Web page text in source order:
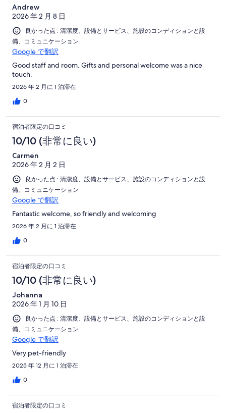
Andrew
2026 年 2 月 8 日
良かった点 : 清潔度、設備とサービス、施設のコンディションと設
備、コミュニケーション
Google で翻訳
Good staff and room. Gifts and personal welcome was a nice
touch.
2026 年 2 月に 1 泊滞在
0
宿泊者限定の口コミ
10/10 (非常に良い)
Carmen
2026 年 2 月 2 日
良かった点 : 清潔度、設備とサービス、施設のコンディションと設
備、コミュニケーション
Google で翻訳
Fantastic welcome, so friendly and welcoming
2026 年 2 月に 1 泊滞在
0
宿泊者限定の口コミ
10/10 (非常に良い)
Johanna
2026 年 1 月 10 日
良かった点 : 清潔度、設備とサービス、施設のコンディションと設
備、コミュニケーション
Google で翻訳
Very pet-friendly
2025 年 12 月に 1 泊滞在
0
宿泊者限定の口コミ